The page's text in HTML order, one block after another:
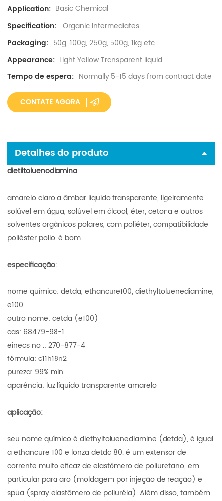
Application: Basic Chemical
Specification:
Organic Intermediates
Packaging: 50g, 100g, 250g, 500g, 1kg etc
Appearance: Light Yellow Transparent liquid
Tempo de espera: Normally 5-15 days from contract date
CONTATE AGORA
Detalhes do produto
dietiltoluenodiamina
amarelo claro a âmbar líquido transparente, ligeiramente
solúvel em água, solúvel em álcool, éter, cetona e outros
solventes orgânicos polares, com poliéter, compatibilidade
poliéster poliol é bom.
especificação:
nome químico: detda, ethancure100, diethyltoluenediamine,
e100
outro nome: detda (e100)
cas: 68479-98-1
einecs no .: 270-877-4
fórmula: c11h18n2
pureza: 99% min
aparência: luz líquido transparente amarelo
aplicação:
seu nome químico é diethyltoluenediamine (detda), é igual
a ethancure 100 e lonza detda 80. é um extensor de
corrente muito eficaz de elastômero de poliuretano, em
particular para aro (moldagem por injeção de reação) e
spua (spray elastômero de poliuréia). Além disso, também